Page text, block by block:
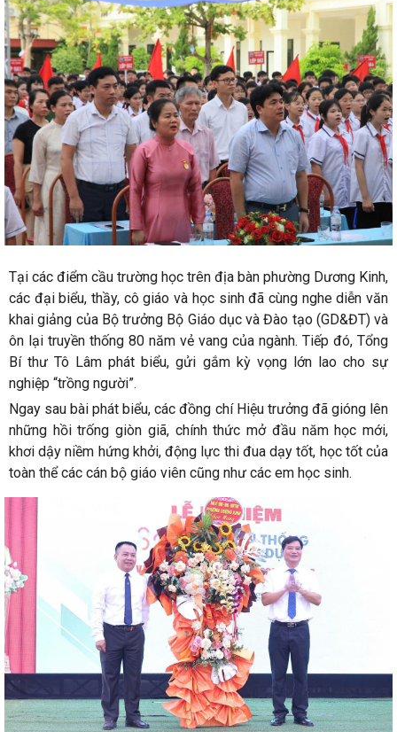
Tại các điểm cầu trường học trên địa bàn phường Dương Kinh,
các đại biểu, thầy, cô giáo và học sinh đã cùng nghe diễn văn
khai giảng của Bộ trưởng Bộ Giáo dục và Đào tạo (GD&ĐT) và
ôn lại truyền thống 80 năm vẻ vang của ngành. Tiếp đó, Tổng
Bí thư Tô Lâm phát biểu, gửi gắm kỳ vọng lớn lao cho sự
nghiệp “trồng người”.
Ngay sau bài phát biểu, các đồng chí Hiệu trưởng đã gióng lên
những hồi trống giòn giã, chính thức mở đầu năm học mới,
khơi dậy niềm hứng khởi, động lực thi đua dạy tốt, học tốt của
toàn thể các cán bộ giáo viên cũng như các em học sinh.